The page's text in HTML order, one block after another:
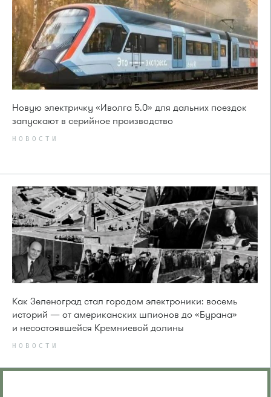
Новую электричку «Иволга 5.0» для дальних поездок
запускают в серийное производство
НОВОСТИ
Как Зеленоград стал городом электроники: восемь
историй — от американских шпионов до «Бурана»
и несостоявшейся Кремниевой долины
НОВОСТИ